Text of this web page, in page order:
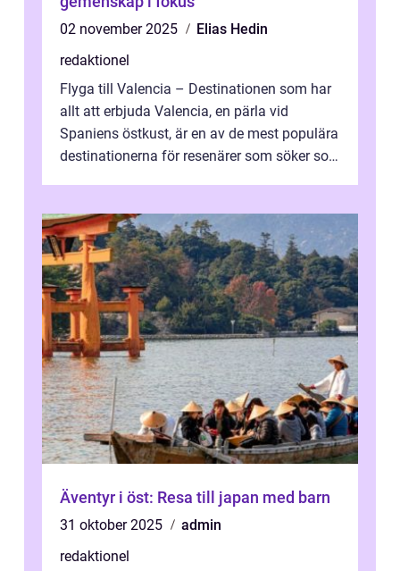
02 november 2025
Elias Hedin
redaktionel
Flyga till Valencia – Destinationen som har
allt att erbjuda Valencia, en pärla vid
Spaniens östkust, är en av de mest populära
destinationerna för resenärer som söker sol,
Äventyr i öst: Resa till japan med barn
31 oktober 2025
admin
redaktionel